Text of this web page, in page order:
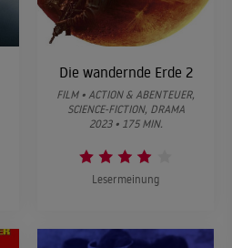
Die wandernde Erde 2
FILM • ACTION & ABENTEUER,
SCIENCE-FICTION, DRAMA
2023 • 175 MIN.
Lesermeinung